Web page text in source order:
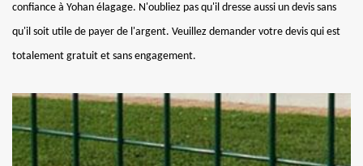
confiance à Yohan élagage. N'oubliez pas qu'il dresse aussi un devis sans
qu'il soit utile de payer de l'argent. Veuillez demander votre devis qui est
totalement gratuit et sans engagement.